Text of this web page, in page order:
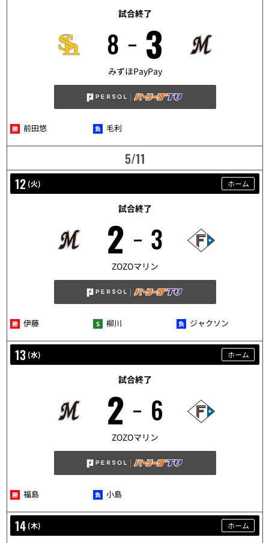
試合終了
8 3
みずほPayPay
前田悠 毛利
5/11
12 (火) ホーム
試合終了
2 3
ZOZOマリン
伊藤 柳川 ジャクソン
13 (水) ホーム
試合終了
2 6
ZOZOマリン
福島 小島
14 (木) ホーム